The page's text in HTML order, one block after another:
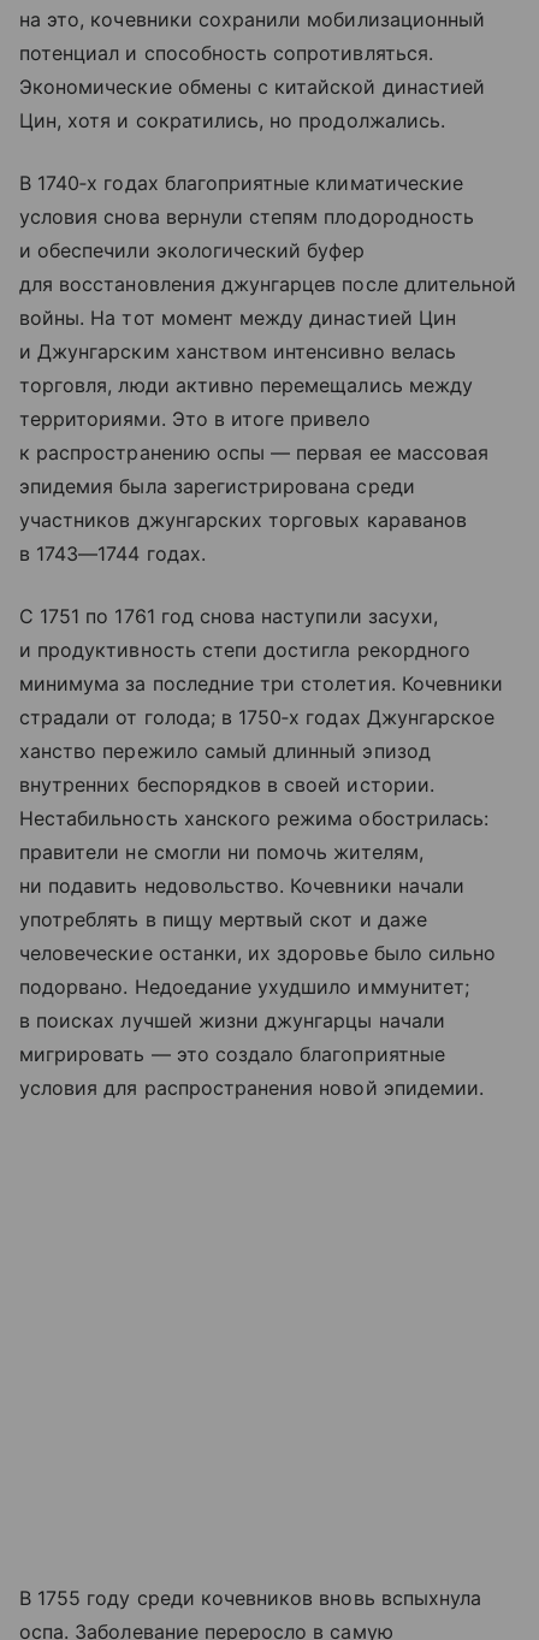
на это, кочевники сохранили мобилизационный
потенциал и способность сопротивляться.
Экономические обмены с китайской династией
Цин, хотя и сократились, но продолжались.
В 1740‑х годах благоприятные климатические
условия снова вернули степям плодородность
и обеспечили экологический буфер
для восстановления джунгарцев после длительной
войны. На тот момент между династией Цин
и Джунгарским ханством интенсивно велась
торговля, люди активно перемещались между
территориями. Это в итоге привело
к распространению оспы — первая ее массовая
эпидемия была зарегистрирована среди
участников джунгарских торговых караванов
в 1743—1744 годах.
С 1751 по 1761 год снова наступили засухи,
и продуктивность степи достигла рекордного
минимума за последние три столетия. Кочевники
страдали от голода; в 1750‑х годах Джунгарское
ханство пережило самый длинный эпизод
внутренних беспорядков в своей истории.
Нестабильность ханского режима обострилась:
правители не смогли ни помочь жителям,
ни подавить недовольство. Кочевники начали
употреблять в пищу мертвый скот и даже
человеческие останки, их здоровье было сильно
подорвано. Недоедание ухудшило иммунитет;
в поисках лучшей жизни джунгарцы начали
мигрировать — это создало благоприятные
условия для распространения новой эпидемии.
В 1755 году среди кочевников вновь вспыхнула
оспа. Заболевание переросло в самую